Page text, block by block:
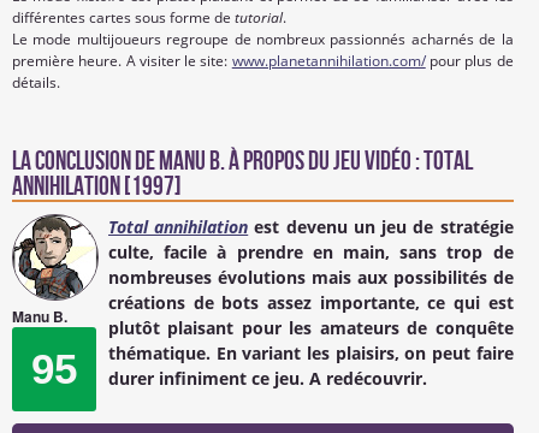
différentes cartes sous forme de tutorial.
Le mode multijoueurs regroupe de nombreux passionnés acharnés de la
première heure. A visiter le site: www.planetannihilation.com/pour plus de
détails.
La conclusion deManu B.à propos du Jeu Vidéo : Total
Annihilation [1997]
Manu B.
95
Total annihilation est devenu un jeu de stratégie
culte, facile à prendre en main, sans trop de
nombreuses évolutions mais aux possibilités de
créations de bots assez importante, ce qui est
plutôt plaisant pour les amateurs de conquête
thématique. En variant les plaisirs, on peut faire
durer infiniment ce jeu. A redécouvrir.